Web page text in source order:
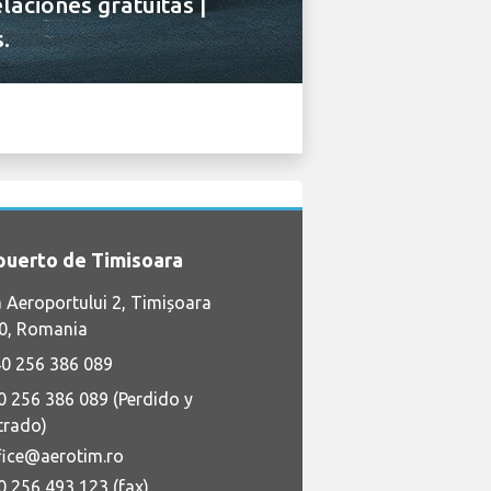
de Timisoara
Aeroportului 2, Timișoara
Romania
256 386 089
256 386 089 (Perdido y
256 493 123 (fax)